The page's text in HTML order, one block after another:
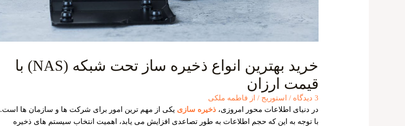
خرید بهترین انواع ذخیره ساز تحت شبکه (NAS) با
قیمت ارزان
3 دیدگاه / استوریج / از فاطمه ملکی
در دنیای اطلاعات محور امروزی،ذخیره سازی یکی از مهم ترین امور برای شرکت ها و سازمان ها است.
با توجه به این که حجم اطلاعات به طور تصاعدی افزایش می یابد، اهمیت انتخاب سیستم های ذخیره